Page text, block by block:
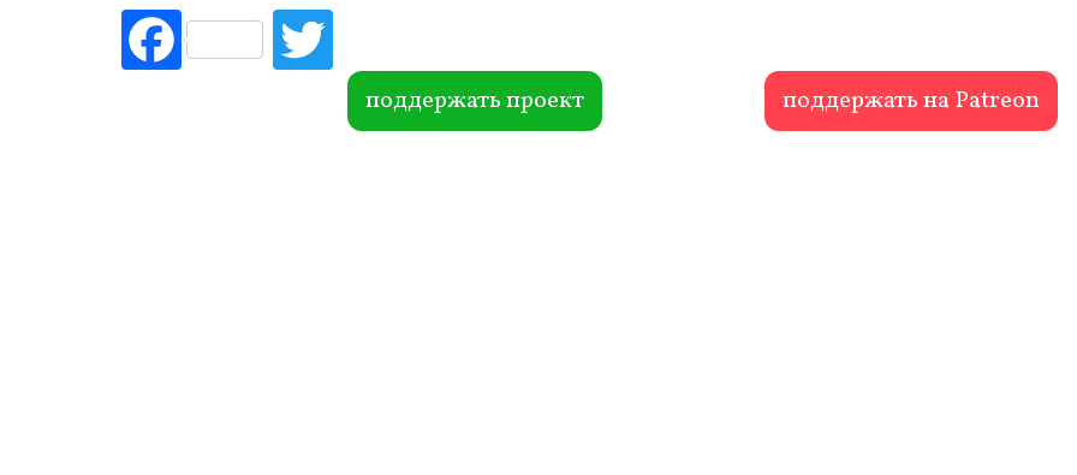
Fac
ebo itte
r поддержать проект поддержать на Patreon